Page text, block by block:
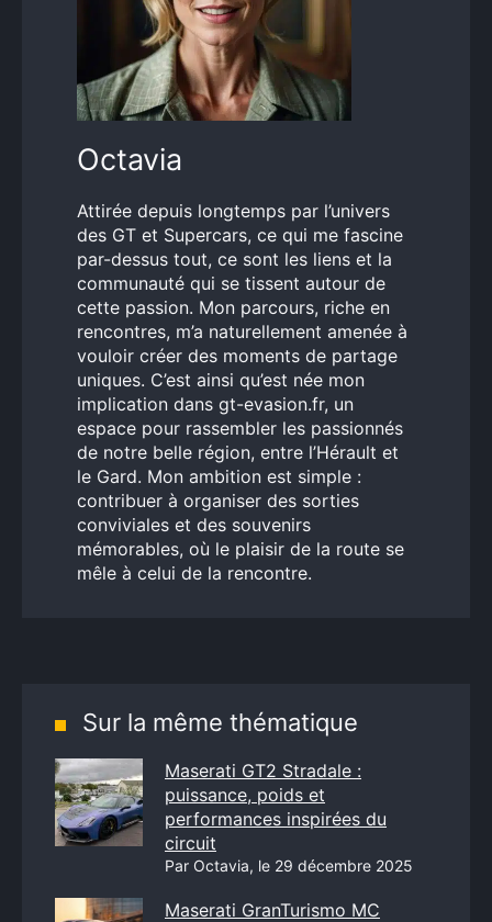
Octavia
Attirée depuis longtemps par l’univers
des GT et Supercars, ce qui me fascine
par-dessus tout, ce sont les liens et la
communauté qui se tissent autour de
cette passion. Mon parcours, riche en
rencontres, m’a naturellement amenée à
vouloir créer des moments de partage
uniques. C’est ainsi qu’est née mon
implication dans gt-evasion.fr, un
espace pour rassembler les passionnés
de notre belle région, entre l’Hérault et
le Gard. Mon ambition est simple :
contribuer à organiser des sorties
conviviales et des souvenirs
mémorables, où le plaisir de la route se
mêle à celui de la rencontre.
Sur la même thématique
Maserati GT2 Stradale :
puissance, poids et
performances inspirées du
circuit
Par Octavia, le 29 décembre 2025
Maserati GranTurismo MC